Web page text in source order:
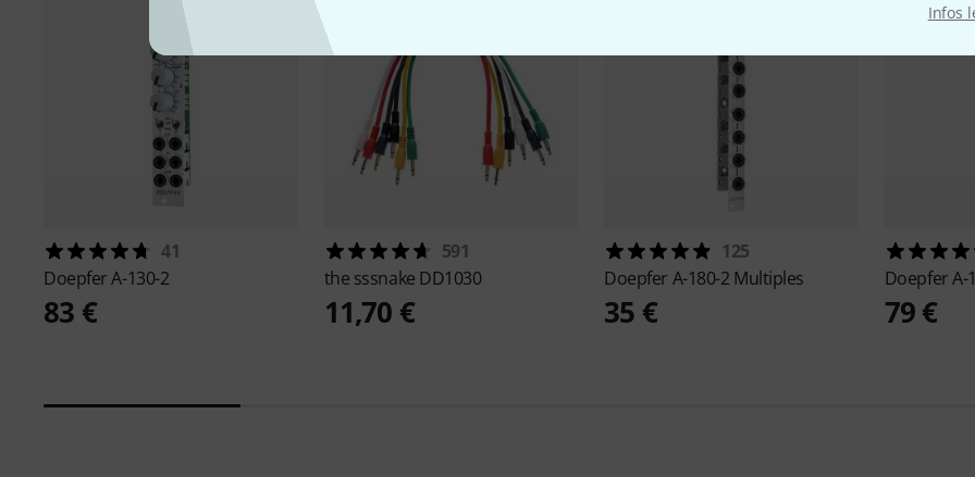
Infos
41
DoepferA-130-2
83 €
591
the sssnake DD1030
11,70 €
125
Doepfer A-180-2 Multiples
35 €
DoepferA-
79 €